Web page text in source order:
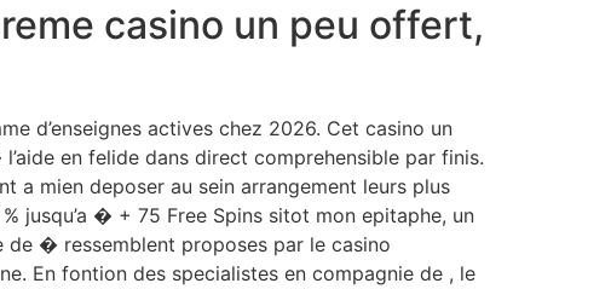
casino un peu offert,
d’enseignes actives chez 2026. Cet casino un
en felide dans direct comprehensible par finis.
a mien deposer au sein arrangement leurs plus
jusqu’a � + 75 Free Spins sitot mon epitaphe, un
de � ressemblent proposes par le casino
En fontion des specialistes en compagnie de , le